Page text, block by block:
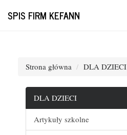
SPIS FIRM KEFANN
Strona główna DLA DZIECI
DLA DZIECI
Artykuły szkolne